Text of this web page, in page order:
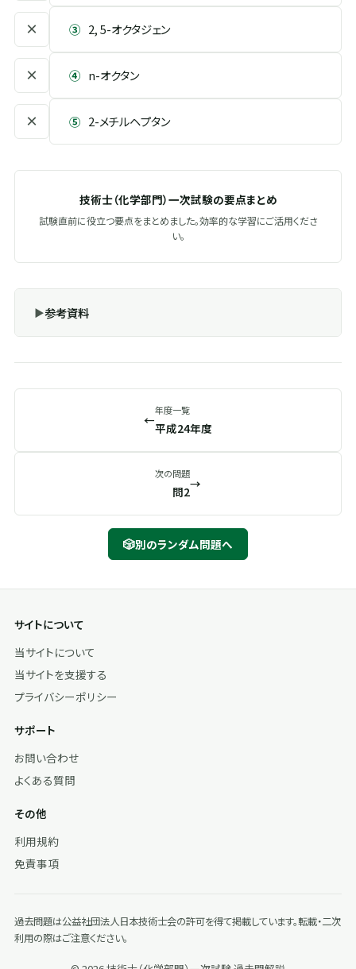
× ③ 2, 5-オクタジェン
× ④ n-オクタン
× ⑤ 2-メチルヘプタン
技術士（化学部門）一次試験の要点まとめ
試験直前に役立つ要点をまとめました。効率的な学習にご活用くださ
い。
参考資料
←
年度一覧
平成24年度
次の問題
問2
→
🎲別のランダム問題へ
サイトについて
当サイトについて
当サイトを支援する
プライバシーポリシー
サポート
お問い合わせ
よくある質問
その他
利用規約
免責事項
過去問題は公益社団法人日本技術士会の許可を得て掲載しています。転載・二次
利用の際はご注意ください。